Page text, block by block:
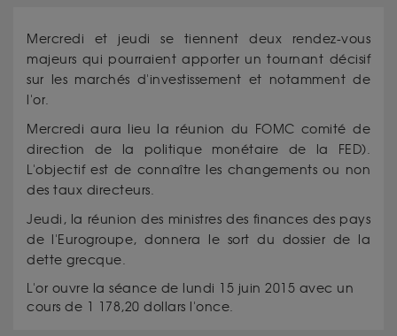
Mercredi et jeudi se tiennent deux rendez-vous
majeurs qui pourraient apporter un tournant décisif
sur les marchés d'investissement et notamment de
l'or.
Mercredi aura lieu la réunion du FOMC comité de
direction de la politique monétaire de la FED).
L'objectif est de connaître les changements ou non
des taux directeurs.
Jeudi, la réunion des ministres des finances des pays
de l'Eurogroupe, donnera le sort du dossier de la
dette grecque.
L'or ouvre la séance de lundi 15 juin 2015 avec un
cours de 1 178,20 dollars l'once.